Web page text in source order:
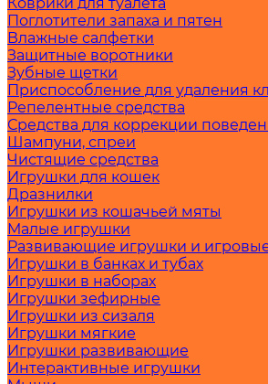
Поглотители запаха и пятен
Влажные салфетки
Защитные воротники
Зубные щетки
Приспособление для удаления
Репелентные средства
Средства для коррекции
Шампуни, спреи
Чистящие средства
Игрушки для кошек
Дразнилки
Игрушки из кошачьей мяты
Малые игрушки
Развивающие игрушки и
Игрушки в банках и тубах
Игрушки в наборах
Игрушки зефирные
Игрушки из сизаля
Игрушки мягкие
Игрушки развивающие
Интерактивные игрушки